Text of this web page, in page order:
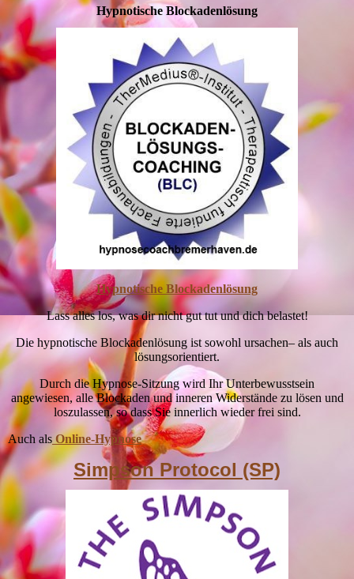
Hypnotische Blockadenlösung
Hypnotische Blockadenlösung
Lass alles los, was dir nicht gut tut und dich belastet!
Die hypnotische Blockadenlösung ist sowohl ursachen– als auch
lösungsorientiert.
Durch die Hypnose-Sitzung wird Ihr Unterbewusstsein
angewiesen, alle Blockaden und inneren Widerstände zu lösen und
loszulassen, so dass Sie innerlich wieder frei sind.
Auch alsOnline-Hypnose
Simpson Protocol (SP)